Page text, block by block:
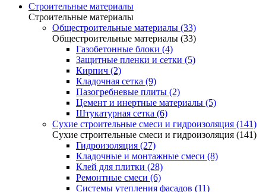
Строительные материалы
Строительные материалы
Общестроительные материалы (33)
Общестроительные материалы (33)
Газобетонные блоки (4)
Защитные пленки и сетки (5)
Кирпич (2)
Кладочная сетка (9)
Пазогребневые плиты (2)
Цемент и инертные материалы (5)
Штукатурная сетка (6)
Сухие строительные смеси и гидроизоляция (141)
Сухие строительные смеси и гидроизоляция (141)
Гидроизоляция (27)
Кладочные и монтажные смеси (8)
Клей для плитки (28)
Ремонтные смеси (6)
Системы утепления фасадов (11)